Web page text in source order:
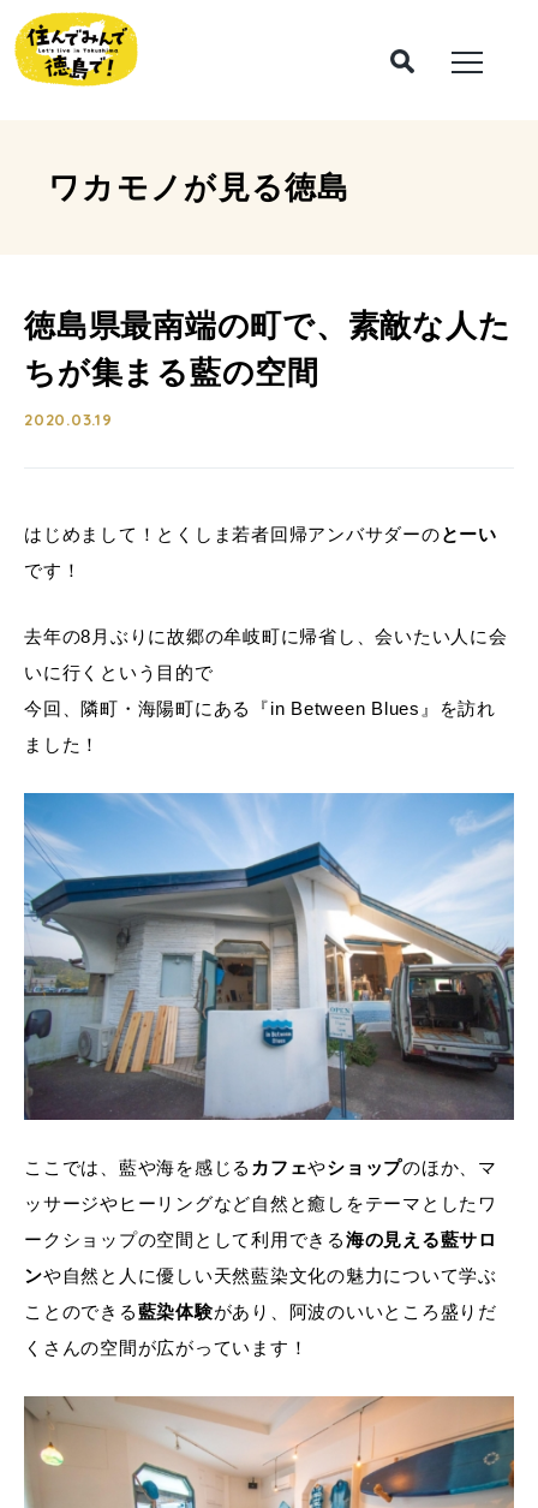
ワカモノが見る徳島
徳島県最南端の町で、素敵な人た
ちが集まる藍の空間
2020.03.19
はじめまして！とくしま若者回帰アンバサダーのとーい
です！
去年の8月ぶりに故郷の牟岐町に帰省し、会いたい人に会
いに行くという目的で
今回、隣町・海陽町にある『in Between Blues』を訪れ
ました！
ここでは、藍や海を感じる カフェやショップのほか、マ
ッサージやヒーリングなど自然と癒しをテーマとしたワ
ークショップの空間として利用できる海の見える藍サロ
ンや自然と人に優しい天然藍染文化の魅力について学ぶ
ことのできる藍染体験があり、阿波のいいところ盛りだ
くさんの空間が広がっています！